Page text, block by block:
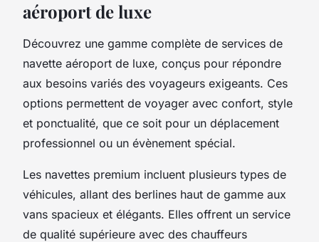
aéroport de luxe
Découvrez une gamme complète de services de
navette aéroport de luxe, conçus pour répondre
aux besoins variés des voyageurs exigeants. Ces
options permettent de voyager avec confort, style
et ponctualité, que ce soit pour un déplacement
professionnel ou un évènement spécial.
Les navettes premium incluent plusieurs types de
véhicules, allant des berlines haut de gamme aux
vans spacieux et élégants. Elles offrent un service
de qualité supérieure avec des chauffeurs